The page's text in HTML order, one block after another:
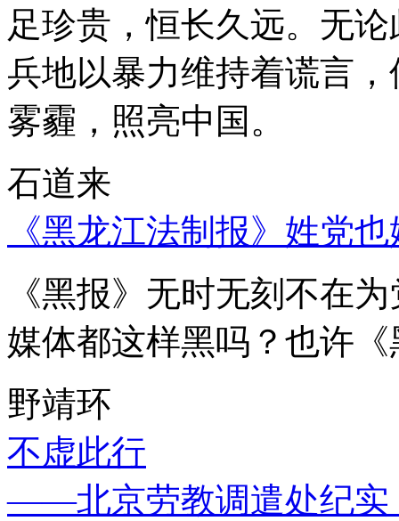
足珍贵，恒长久远。无
兵地以暴力维持着谎言
雾霾，照亮中国。
石道来
《黑龙江法制报》姓党
《黑报》无时无刻不在
媒体都这样黑吗？也许
野靖环
不虚此行
——北京劳教调遣处纪实